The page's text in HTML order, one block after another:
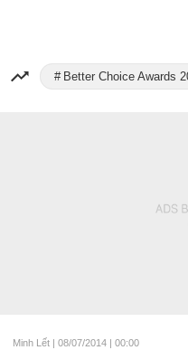
Better Choice Awards
Minh Lết | 08/07/2014 | 00:00